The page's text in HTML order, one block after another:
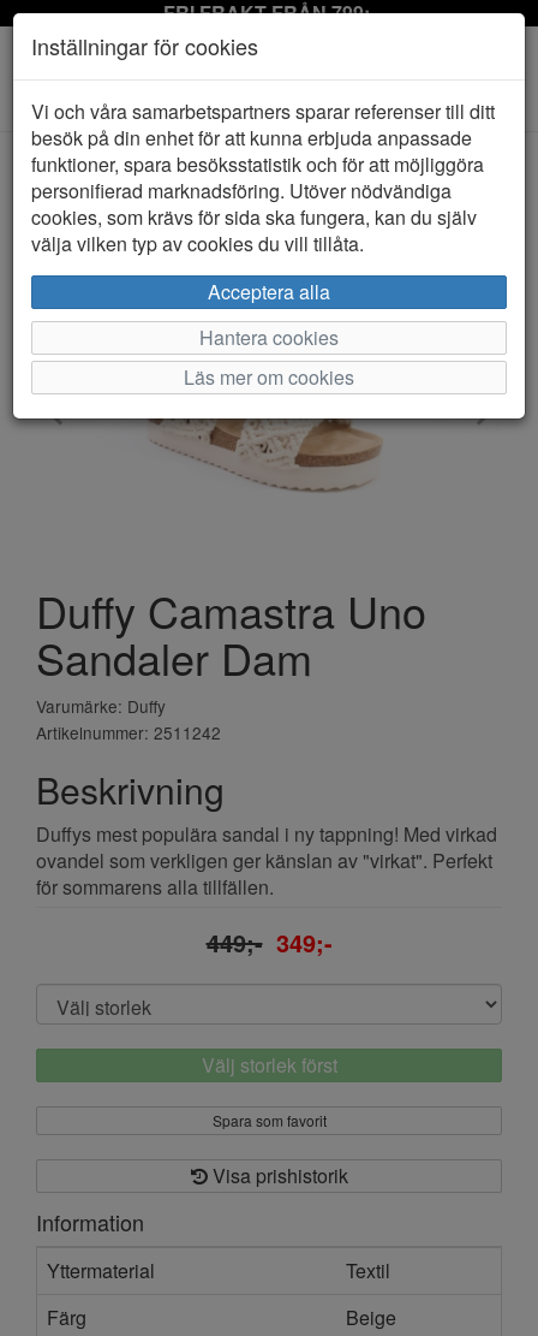
FRI FRAKT FRÅN 799:-
Toggle
navigation
HEM DUFFY
Duffy Camastra Uno
Sandaler Dam
Varumärke: Duffy
Artikelnummer: 2511242
Beskrivning
Duffys mest populära sandal i ny tappning! Med virkad
ovandel som verkligen ger känslan av "virkat". Perfekt
för sommarens alla tillfällen.
449;- 349;-
Välj storlek först
Spara som favorit
Visa prishistorik
Information
Yttermaterial
Textil
Färg
Beige
Inställningar för cookies
Vi och våra samarbetspartners sparar referenser till ditt
besök på din enhet för att kunna erbjuda anpassade
funktioner, spara besöksstatistik och för att möjliggöra
personifierad marknadsföring. Utöver nödvändiga
cookies, som krävs för sida ska fungera, kan du själv
välja vilken typ av cookies du vill tillåta.
Acceptera alla
Hantera cookies
Läs mer om cookies